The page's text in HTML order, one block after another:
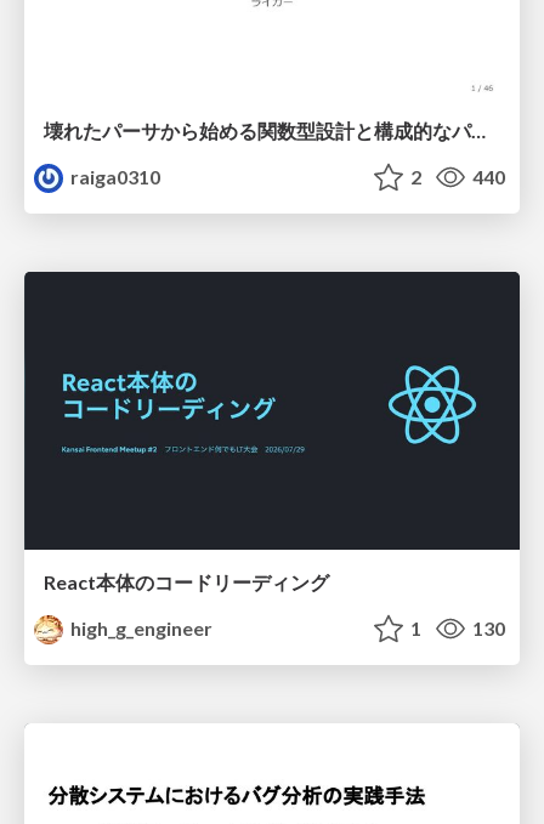
壊れたパーサから始める関数型設計と構成的なパーサ #fp_matsuri
raiga0310
2 440
React本体のコードリーディング
high_g_engineer
1 130